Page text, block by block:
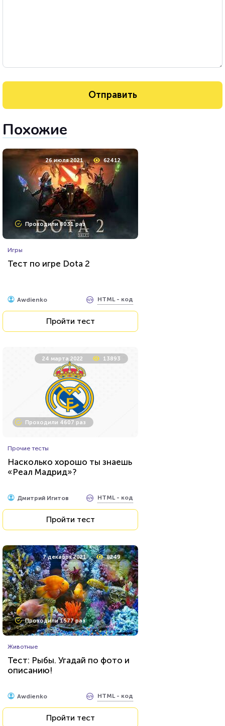
Похожие
26 июля 2021 62412
Проходили 8031 раз
Игры
Тест по игре Dota 2
Awdienko HTML - код
Пройти тест
24 марта 2022 13893
Проходили 4607 раз
Прочие тесты
Насколько хорошо ты знаешь
«Реал Мадрид»?
Дмитрий Игитов HTML - код
Пройти тест
7 декабря 2021 8249
Проходили 1577 раз
Животные
Тест: Рыбы. Угадай по фото и
описанию!
Awdienko HTML - код
Пройти тест